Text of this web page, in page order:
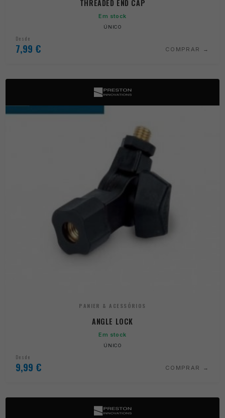
THREADED END CAP
Em stock
ÚNICO
Desde
7,99 € COMPRAR
PANIER & ACESSÓRIOS
ANGLE LOCK
Em stock
ÚNICO
Desde
9,99 € COMPRAR